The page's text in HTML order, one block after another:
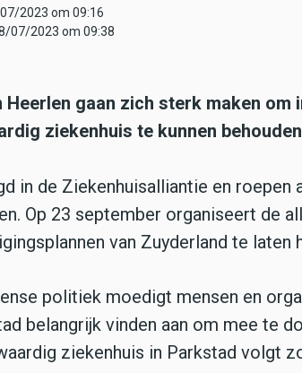
2023 om 09:16
07/2023 om 09:38
Heerlen gaan zich sterk maken om
ziekenhuis te kunnen
in de Ziekenhuisalliantie en roepen
Op 23 september organiseert de
van Zuyderland te laten
politiek moedigt mensen en
belangrijk vinden aan om mee te
ziekenhuis in Parkstad volgt